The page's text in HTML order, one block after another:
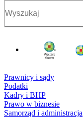
Prawnicy i sądy
Podatki
Kadry i BHP
Prawo w biznesie
Samorząd i administracja